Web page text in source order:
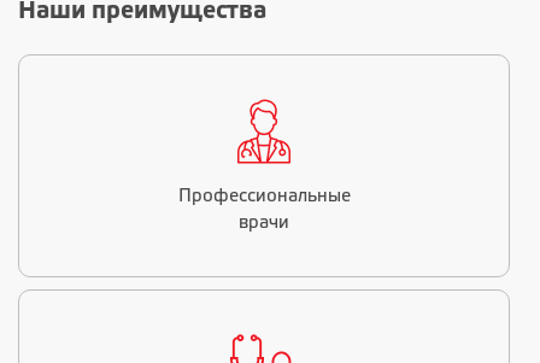
Наши преимущества
Профессиональные
врачи